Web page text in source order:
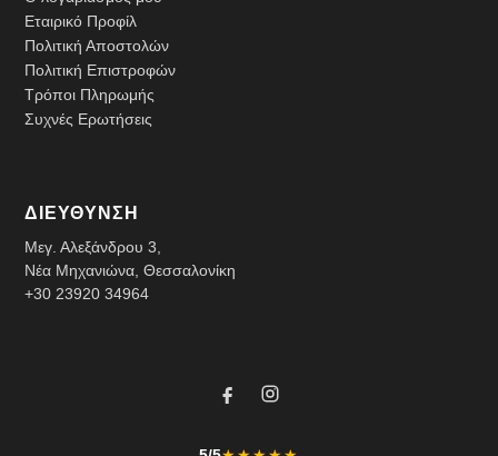
Εταιρικό Προφίλ
Πολιτική Αποστολών
Πολιτική Επιστροφών
Τρόποι Πληρωμής
Συχνές Ερωτήσεις
ΔΙΕΥΘΥΝΣΗ
Μεγ. Αλεξάνδρου 3,
Νέα Μηχανιώνα, Θεσσαλονίκη
+30 23920 34964